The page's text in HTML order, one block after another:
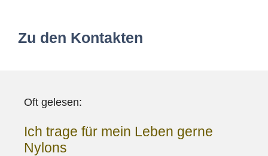
Zu den Kontakten
Oft gelesen:
Ich trage für mein Leben gerne
Nylons